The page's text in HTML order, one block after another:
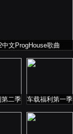
中文ProgHouse歌曲
第二季 车载福利第一季